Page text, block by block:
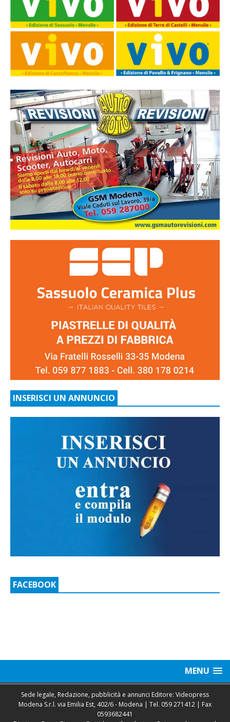
INSERISCI UN ANNUNCIO
FACEBOOK
MENU
Sede legale, Redazione, pubblicità e annunci Editore: Videopress
Modena S.r.l. via Emilia Est, 402/6 - Modena | Tel. 059 271412 | Fax
0593682441